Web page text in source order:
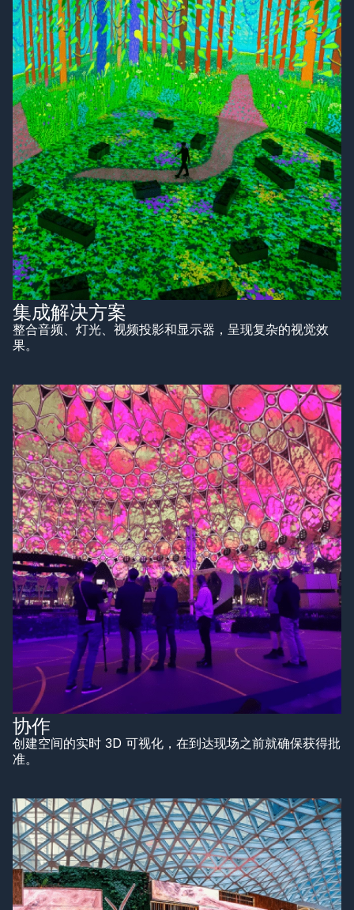
集成解决方案
整合音频、灯光、视频投影和显示器，呈现复杂的视觉效
果。
协作
创建空间的实时 3D 可视化，在到达现场之前就确保获得批
准。